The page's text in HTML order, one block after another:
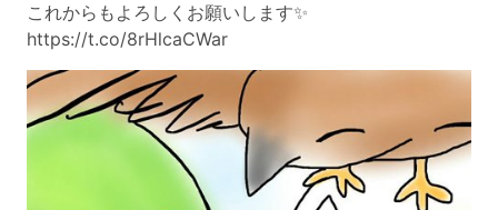
これからもよろしくお願いします✨
https://t.co/8rHlcaCWar